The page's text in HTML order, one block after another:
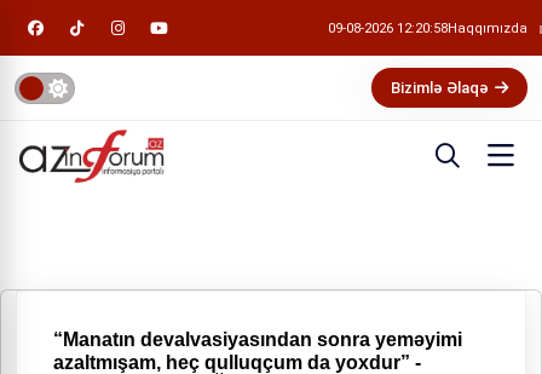
09-08-2026 12:20:58Haqqımızda
Bizimlə Əlaqə
“Manatın devalvasiyasından sonra yeməyimi
azaltmışam, heç qulluqçum da yoxdur” -